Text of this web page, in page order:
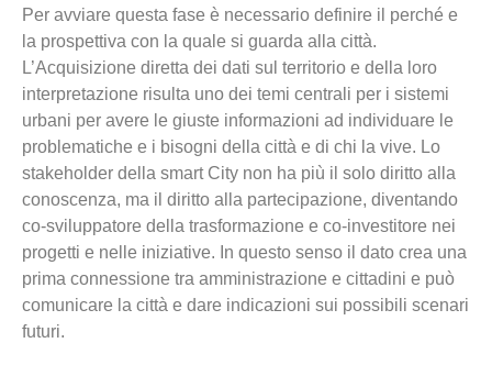
Per avviare questa fase è necessario definire il perché e
la prospettiva con la quale si guarda alla città.
L’Acquisizione diretta dei dati sul territorio e della loro
interpretazione risulta uno dei temi centrali per i sistemi
urbani per avere le giuste informazioni ad individuare le
problematiche e i bisogni della città e di chi la vive. Lo
stakeholder della smart City non ha più il solo diritto alla
conoscenza, ma il diritto alla partecipazione, diventando
co-sviluppatore della trasformazione e co-investitore nei
progetti e nelle iniziative. In questo senso il dato crea una
prima connessione tra amministrazione e cittadini e può
comunicare la città e dare indicazioni sui possibili scenari
futuri.